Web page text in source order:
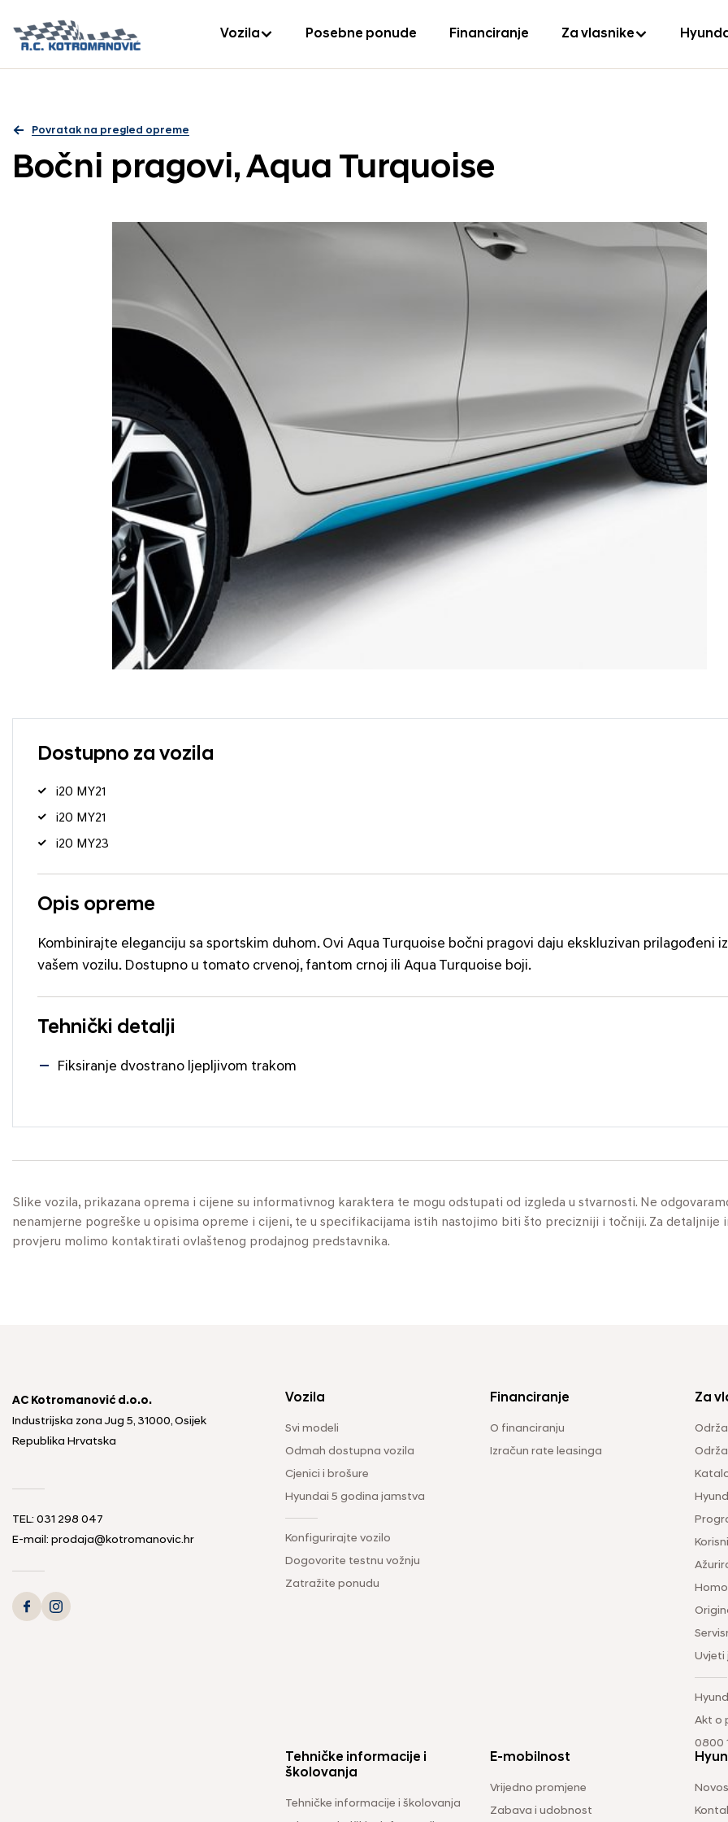
Vozila Posebne ponude Financiranje Za vlasnike
Povratak na pregled opreme
Bočni pragovi, Aqua Turquoise
Dostupno za vozila
i20 MY21
i20 MY21
i20 MY23
Opis opreme
Kombinirajte eleganciju sa sportskim duhom. Ovi Aqua Turquoise bočni pragovi daju ekskluzivan prilagođeni
vašem vozilu. Dostupno u tomato crvenoj, fantom crnoj ili Aqua Turquoise boji.
Tehnički detalji
Fiksiranje dvostrano ljepljivom trakom
Slike vozila, prikazana oprema i cijene su informativnog karaktera te mogu odstupati od izgleda u stvarnosti. Ne
nenamjerne pogreške u opisima opreme i cijeni, te u specifikacijama istih nastojimo biti što precizniji i točniji. Za detaljnije
provjeru molimo kontaktirati ovlaštenog prodajnog predstavnika.
AC Kotromanović d.o.o.
Industrijska zona Jug 5, 31000, Osijek
Republika Hrvatska
TEL: 031 298 047
E-mail: prodaja@kotromanovic.hr
Vozila
Svi modeli
Odmah dostupna vozila
Cjenici i brošure
Hyundai 5 godina jamstva
Konfigurirajte vozilo
Dogovorite testnu vožnju
Zatražite ponudu
Financiranje
O financiranju
Izračun rate leasinga
Za
Uvjeti
Akt o
0800
Tehničke informacije i
školovanja
Tehničke informacije i školovanja
E-mobilnost
Vrijedno promjene
Zabava i udobnost